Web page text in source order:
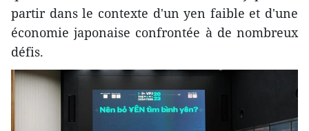
partir dans le contexte d'un yen faible et d'une
économie japonaise confrontée à de nombreux
défis.